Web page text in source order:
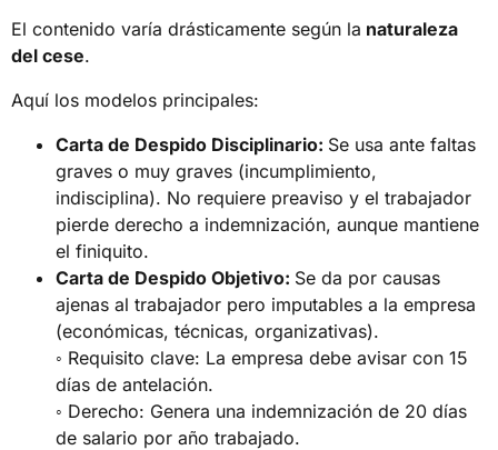
El contenido varía drásticamente según la naturaleza
del cese.
Aquí los modelos principales:
Carta de Despido Disciplinario: Se usa ante faltas
graves o muy graves (incumplimiento,
indisciplina). No requiere preaviso y el trabajador
pierde derecho a indemnización, aunque mantiene
el finiquito.
Carta de Despido Objetivo: Se da por causas
ajenas al trabajador pero imputables a la empresa
(económicas, técnicas, organizativas).
◦ Requisito clave: La empresa debe avisar con 15
días de antelación.
◦ Derecho: Genera una indemnización de 20 días
de salario por año trabajado.